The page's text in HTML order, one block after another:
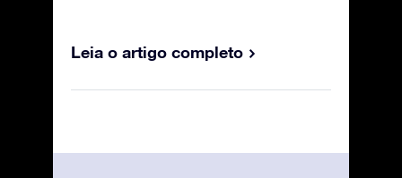
Leia o artigo completo